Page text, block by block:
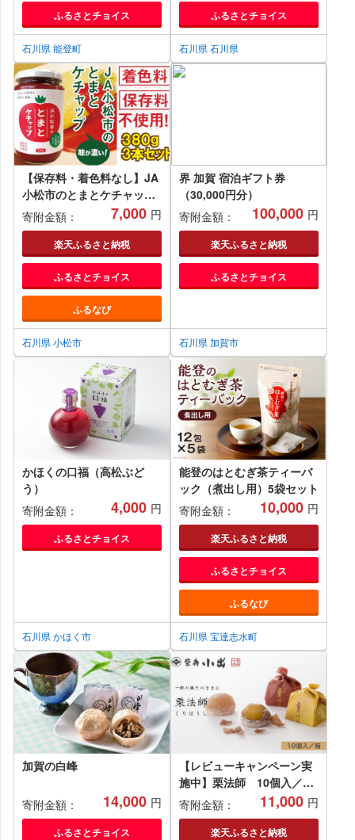
ふるさとチョイス
石川県 能登町
ふるさとチョイス
石川県 石川県
【保存料・着色料なし】JA
小松市のとまとケチャップ
（380g）３本セット
006010
寄附金額： 7,000 円
楽天ふるさと納税
ふるさとチョイス
ふるなび
石川県 小松市
界 加賀 宿泊ギフト券
（30,000円分）
寄附金額：
100,000 円
楽天ふるさと納税
ふるさとチョイス
石川県 加賀市
かほくの口福（高松ぶど
う）
寄附金額：
4,000 円
ふるさとチョイス
石川県 かほく市
能登のはとむぎ茶ティーバ
ック（煮出し用）5袋セット
寄附金額：
10,000 円
楽天ふるさと納税
ふるさとチョイス
ふるなび
石川県 宝達志水町
加賀の白峰
寄附金額： 14,000 円
ふるさとチョイス
【レビューキャンペーン実
施中】栗法師 10個入／箱
石川 金沢 加賀百万石 加賀
百万石 北陸 北陸復興 北陸
寄附金額： 11,000 円
楽天ふるさと納税